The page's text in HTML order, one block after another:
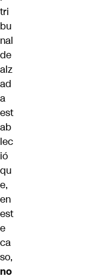
tri
bu
nal
de
alz
ad
a
est
ab
lec
ió
qu
e,
en
est
e
ca
so,
no